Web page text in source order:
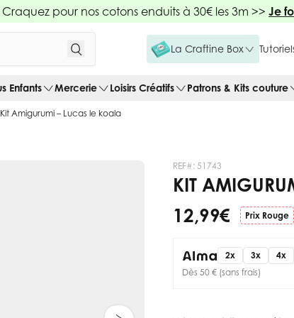
Craquez pour nos cotons enduits à 30€ les 3m >> Je
La Craftine Box
Enfants Mercerie Loisirs Créatifs Patrons & Kits couture
Kit Amigurumi – Lucas le koala
REF#: 51743
KIT
12,99 €
Prix Rouge
2x 3x
4x
Dès 50 € (sans frais)